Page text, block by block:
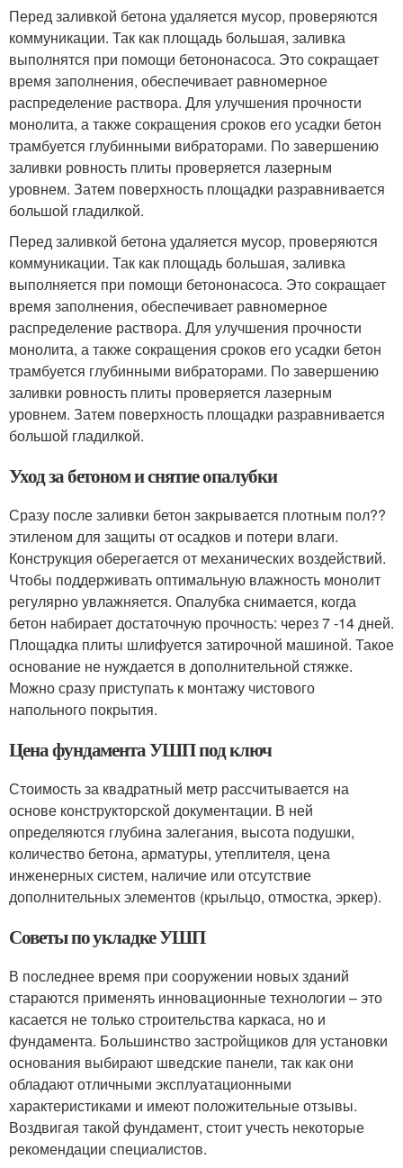
Перед заливкой бетона удаляется мусор, проверяются
коммуникации. Так как площадь большая, заливка
выполнятся при помощи бетононасоса. Это сокращает
время заполнения, обеспечивает равномерное
распределение раствора. Для улучшения прочности
монолита, а также сокращения сроков его усадки бетон
трамбуется глубинными вибраторами. По завершению
заливки ровность плиты проверяется лазерным
уровнем. Затем поверхность площадки разравнивается
большой гладилкой.
Перед заливкой бетона удаляется мусор, проверяются
коммуникации. Так как площадь большая, заливка
выполняется при помощи бетононасоса. Это сокращает
время заполнения, обеспечивает равномерное
распределение раствора. Для улучшения прочности
монолита, а также сокращения сроков его усадки бетон
трамбуется глубинными вибраторами. По завершению
заливки ровность плиты проверяется лазерным
уровнем. Затем поверхность площадки разравнивается
большой гладилкой.
Уход за бетоном и снятие опалубки
Сразу после заливки бетон закрывается плотным пол??
этиленом для защиты от осадков и потери влаги.
Конструкция оберегается от механических воздействий.
Чтобы поддерживать оптимальную влажность монолит
регулярно увлажняется. Опалубка снимается, когда
бетон набирает достаточную прочность: через 7 -14 дней.
Площадка плиты шлифуется затирочной машиной. Такое
основание не нуждается в дополнительной стяжке.
Можно сразу приступать к монтажу чистового
напольного покрытия.
Цена фундамента УШП под ключ
Стоимость за квадратный метр рассчитывается на
основе конструкторской документации. В ней
определяются глубина залегания, высота подушки,
количество бетона, арматуры, утеплителя, цена
инженерных систем, наличие или отсутствие
дополнительных элементов (крыльцо, отмостка, эркер).
Советы по укладке УШП
В последнее время при сооружении новых зданий
стараются применять инновационные технологии – это
касается не только строительства каркаса, но и
фундамента. Большинство застройщиков для установки
основания выбирают шведские панели, так как они
обладают отличными эксплуатационными
характеристиками и имеют положительные отзывы.
Воздвигая такой фундамент, стоит учесть некоторые
рекомендации специалистов.